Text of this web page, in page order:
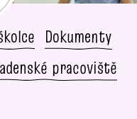
Dokumenty
pracoviště